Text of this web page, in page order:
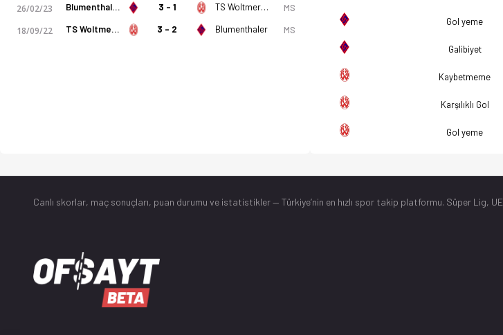
26/02/23 Blumenthaler 3 - 1 TS Woltmershausen MS
18/09/22 TS Woltmershausen 3 - 2 Blumenthaler MS
Gol yeme
Galibiyet
Kaybetmeme
Karşılıklı Gol
Gol yeme
Canlı skorlar, maç sonuçları, puan durumu ve istatistikler — Türkiye’nin en hızlı spor takip platformu. Süper Lig,